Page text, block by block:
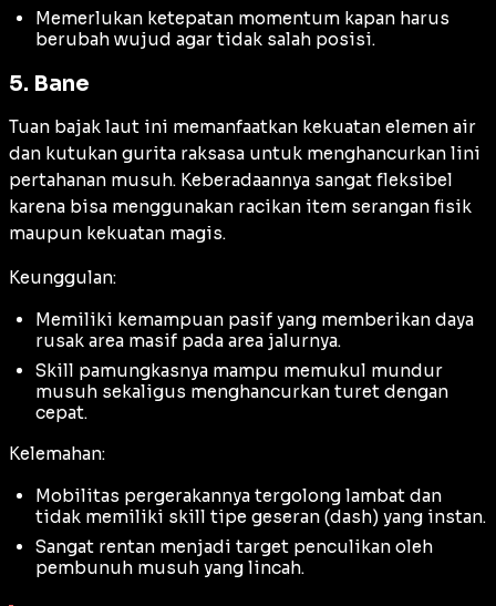
Memerlukan ketepatan momentum kapan harus
berubah wujud agar tidak salah posisi.
5. Bane
Tuan bajak laut ini memanfaatkan kekuatan elemen air
dan kutukan gurita raksasa untuk menghancurkan lini
pertahanan musuh. Keberadaannya sangat fleksibel
karena bisa menggunakan racikan item serangan fisik
maupun kekuatan magis.
Keunggulan:
Memiliki kemampuan pasif yang memberikan daya
rusak area masif pada area jalurnya.
Skill pamungkasnya mampu memukul mundur
musuh sekaligus menghancurkan turet dengan
cepat.
Kelemahan:
Mobilitas pergerakannya tergolong lambat dan
tidak memiliki skill tipe geseran (dash) yang instan.
Sangat rentan menjadi target penculikan oleh
pembunuh musuh yang lincah.